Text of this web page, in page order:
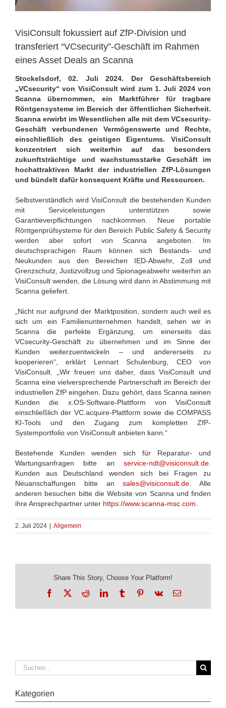
VisiConsult fokussiert auf ZfP-Division und
transferiert “VCsecurity”-Geschäft im Rahmen
eines Asset Deals an Scanna
Stockelsdorf, 02. Juli 2024. Der Geschäftsbereich
„VCsecurity“ von VisiConsult wird zum 1. Juli 2024 von
Scanna übernommen, ein Marktführer für tragbare
Röntgensysteme im Bereich der öffentlichen Sicherheit.
Scanna erwirbt im Wesentlichen alle mit dem VCsecurity-
Geschäft verbundenen Vermögenswerte und Rechte,
einschließlich des geistigen Eigentums. VisiConsult
konzentriert sich weiterhin auf das besonders
zukunftsträchtige und wachstumsstarke Geschäft im
hochattraktiven Markt der industriellen ZfP-Lösungen
und bündelt dafür konsequent Kräfte und Ressourcen.
Selbstverständlich wird VisiConsult die bestehenden Kunden
mit Serviceleistungen unterstützen sowie
Garantieverpflichtungen nachkommen. Neue portable
Röntgenprüfsysteme für den Bereich Public Safety & Security
werden aber sofort von Scanna angeboten. Im
deutschsprachigen Raum können sich Bestands- und
Neukunden aus den Bereichen IED-Abwehr, Zoll und
Grenzschutz, Justizvollzug und Spionageabwehr weiterhin an
VisiConsult wenden, die Lösung wird dann in Abstimmung mit
Scanna geliefert.
„Nicht nur aufgrund der Marktposition, sondern auch weil es
sich um ein Familienunternehmen handelt, sehen wir in
Scanna die perfekte Ergänzung, um einerseits das
VCsecurity-Geschäft zu übernehmen und im Sinne der
Kunden weiterzuentwickeln – und andererseits zu
kooperieren“, erklärt Lennart Schulenburg, CEO von
VisiConsult. „Wir freuen uns daher, dass VisiConsult und
Scanna eine vielversprechende Partnerschaft im Bereich der
industriellen ZfP eingehen. Dazu gehört, dass Scanna seinen
Kunden die x.OS-Software-Plattform von VisiConsult
einschließlich der VC.acquire-Plattform sowie die COMPASS
KI-Tools und den Zugang zum kompletten ZfP-
Systemportfolio von VisiConsult anbieten kann.“
Bestehende Kunden wenden sich für Reparatur- und
Wartungsanfragen bitte an service-ndt@visiconsult.de
Kunden aus Deutschland wenden sich bei Fragen zu
Neuanschaffungen bitte ansales@visiconsult.de . Alle
anderen besuchen bitte die Website von Scanna und finden
ihre Ansprechpartner unter https://www.scanna-msc.com
2. Juli 2024 | Allgemein
Share This Story, Choose Your Platform!
Facebook
X RedditLinkedInTumblrPinterest
Vk
E-
Suche
nach:
Kategorien